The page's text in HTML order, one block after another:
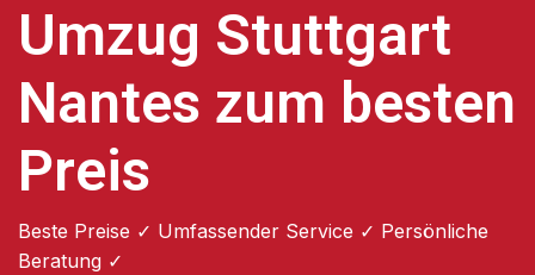
Umzug Stuttgart
Nantes zum besten
Preis
Beste Preise ✓ Umfassender Service ✓ Persönliche
Beratung ✓